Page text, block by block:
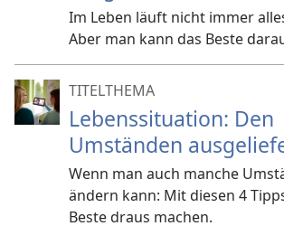
Im Leben läuft nicht immer
Aber man kann das Beste
TITELTHEMA
Lebenssituation: Den
Umständen
Wenn man auch manche
ändern kann: Mit diesen 4
Beste draus machen.